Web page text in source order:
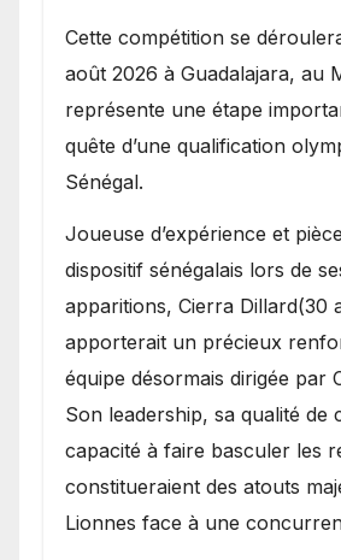
Cette compétition se
août 2026 à Guadalajara, au
représente une étape
quête d’une qualification
Sénégal.
Joueuse d’expérience et
dispositif sénégalais lors de
apparitions, Cierra Dillard(30
apporterait un précieux
équipe désormais dirigée par
Son leadership, sa qualité de
capacité à faire basculer les
constitueraient des atouts
Lionnes face à une